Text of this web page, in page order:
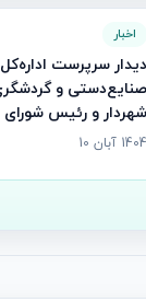
اخبار
دیدار سرپرست
صنایع‌دستی و
شهردار و رئیس
1404 آبان 10